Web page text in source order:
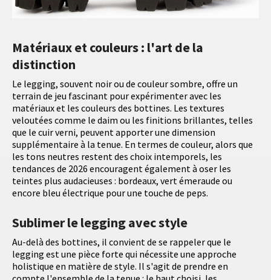
Matériaux et couleurs : l'art de la
distinction
Le legging, souvent noir ou de couleur sombre, offre un
terrain de jeu fascinant pour expérimenter avec les
matériaux et les couleurs des bottines. Les textures
veloutées comme le daim ou les finitions brillantes, telles
que le cuir verni, peuvent apporter une dimension
supplémentaire à la tenue. En termes de couleur, alors que
les tons neutres restent des choix intemporels, les
tendances de 2026 encouragent également à oser les
teintes plus audacieuses : bordeaux, vert émeraude ou
encore bleu électrique pour une touche de peps.
Sublimer le legging avec style
Au-delà des bottines, il convient de se rappeler que le
legging est une pièce forte qui nécessite une approche
holistique en matière de style. Il s'agit de prendre en